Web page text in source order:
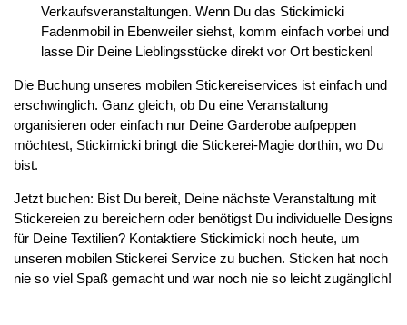
Verkaufsveranstaltungen. Wenn Du das Stickimicki
Fadenmobil in Ebenweiler siehst, komm einfach vorbei und
lasse Dir Deine Lieblingsstücke direkt vor Ort besticken!
Die Buchung unseres mobilen Stickereiservices ist einfach und
erschwinglich. Ganz gleich, ob Du eine Veranstaltung
organisieren oder einfach nur Deine Garderobe aufpeppen
möchtest, Stickimicki bringt die Stickerei-Magie dorthin, wo Du
bist.
Jetzt buchen: Bist Du bereit, Deine nächste Veranstaltung mit
Stickereien zu bereichern oder benötigst Du individuelle Designs
für Deine Textilien? Kontaktiere Stickimicki noch heute, um
unseren mobilen Stickerei Service zu buchen. Sticken hat noch
nie so viel Spaß gemacht und war noch nie so leicht zugänglich!